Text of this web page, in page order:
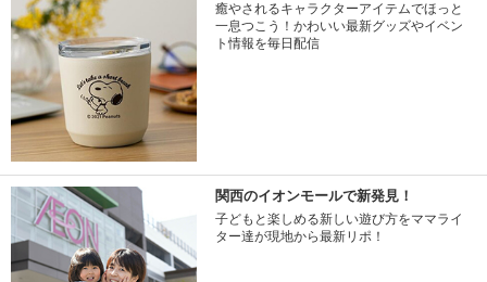
癒やされるキャラクターアイテムでほっと
一息つこう！かわいい最新グッズやイベン
ト情報を毎日配信
関西のイオンモールで新発見！
子どもと楽しめる新しい遊び方をママライ
ター達が現地から最新リポ！